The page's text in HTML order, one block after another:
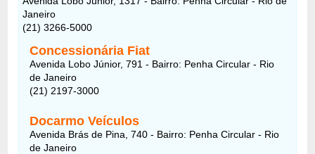
Janeiro
(21) 3266-5000
Concessionária Fiat
Avenida Lobo Júnior, 791 - Bairro: Penha Circular - Rio
de Janeiro
(21) 2197-3000
Docarmo Veículos
Avenida Brás de Pina, 740 - Bairro: Penha Circular - Rio
de Janeiro